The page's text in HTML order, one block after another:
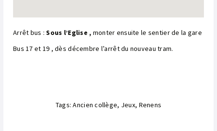
Arrêt bus :Sous l’Eglise , monter ensuite le sentier de la gare
Bus 17 et 19 , dès décembre l’arrêt du nouveau tram.
Tags:Ancien collège, Jeux, Renens